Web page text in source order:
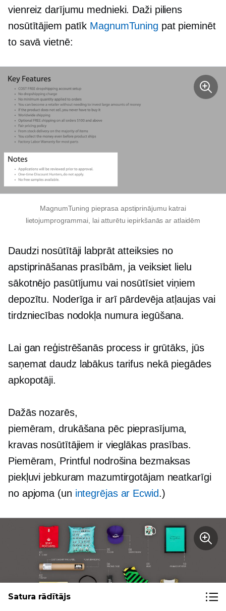
vienreiz darījumu mednieki. Daži piliens
nosūtītājiem patīk MagnumTuning pat pieminēt
to savā vietnē:
MagnumTuning pieprasa apstiprinājumu katrai
lietojumprogrammai, lai atturētu iepirkšanās ar atlaidēm
Daudzi nosūtītāji labprāt atteiksies no
apstiprināšanas prasībām, ja veiksiet lielu
sākotnējo pasūtījumu vai nosūtīsiet viņiem
depozītu. Noderīga ir arī pārdevēja atļaujas vai
tirdzniecības nodokļa numura iegūšana.
Lai gan reģistrēšanās process ir grūtāks, jūs
saņemat daudz labākus tarifus nekā piegādes
apkopotāji.
Dažās nozarēs,
piemēram,drukāšana pēc pieprasījuma,
kravas nosūtītājiem ir vieglākas prasības.
Piemēram, Printful nodrošina bezmaksas
piekļuvi jebkuram mazumtirgotājam neatkarīgi
no apjoma (un integrējas ar Ecwid.)
Satura rādītājs